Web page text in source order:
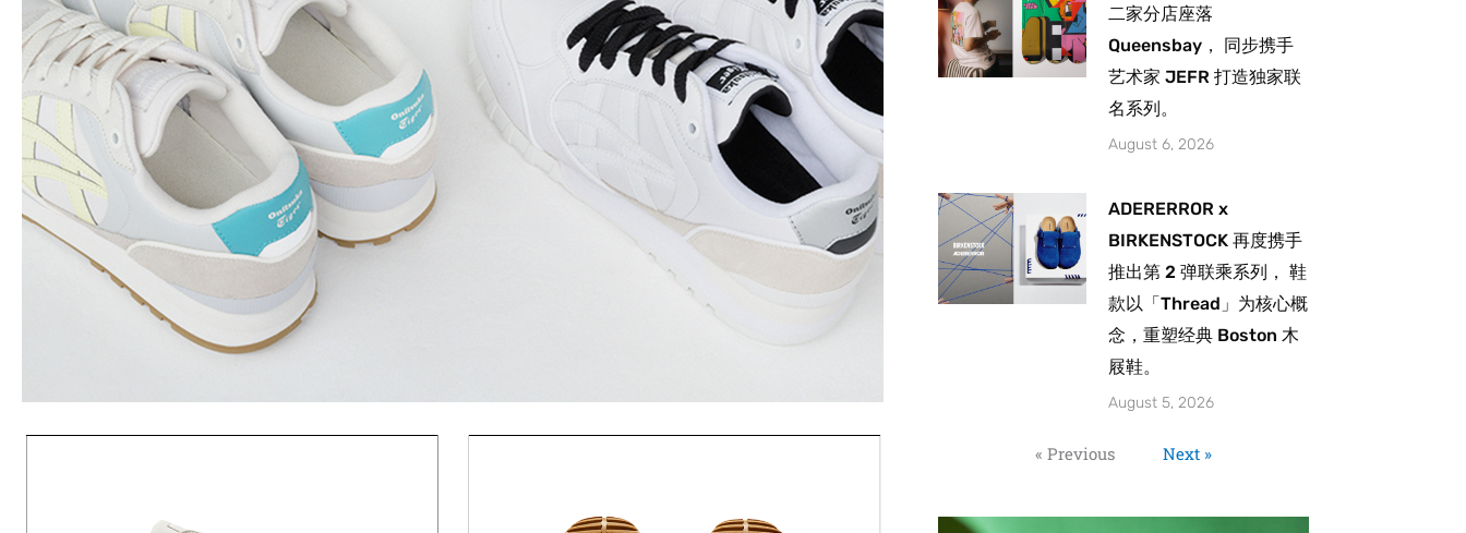
二家分店座落
Queensbay， 同步携手
艺术家 JEFR 打造独家联
名系列。
August 6, 2026
ADERERROR x
BIRKENSTOCK 再度携手
推出第 2 弹联乘系列， 鞋
款以「Thread」为核心概
念，重塑经典 Boston 木
屐鞋。
August 5, 2026
« Previous Next »